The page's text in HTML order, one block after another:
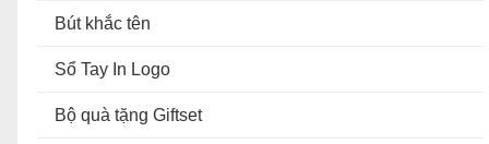
Bút khắc tên
Sổ Tay In Logo
Bộ quà tặng Giftset